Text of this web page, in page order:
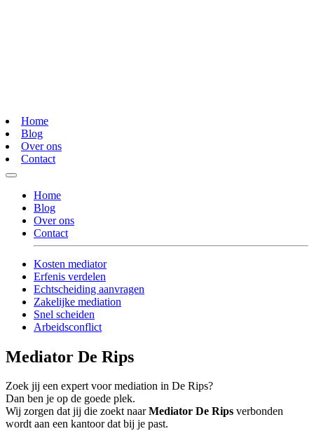
Home
Blog
Over ons
Contact
Home
Blog
Over ons
Contact
Kosten mediator
Erfenis verdelen
Echtscheiding aanvragen
Zakelijke mediation
Snel scheiden
Arbeidsconflict
Mediator De Rips
Zoek jij een expert voor mediation in De Rips?
Dan ben je op de goede plek.
Wij zorgen dat jij die zoekt naarMediator De Rips verbonden
wordt aan een kantoor dat bij je past.